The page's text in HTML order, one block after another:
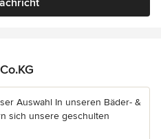
Auswahl In unseren Bäder- &
sich unsere geschulten